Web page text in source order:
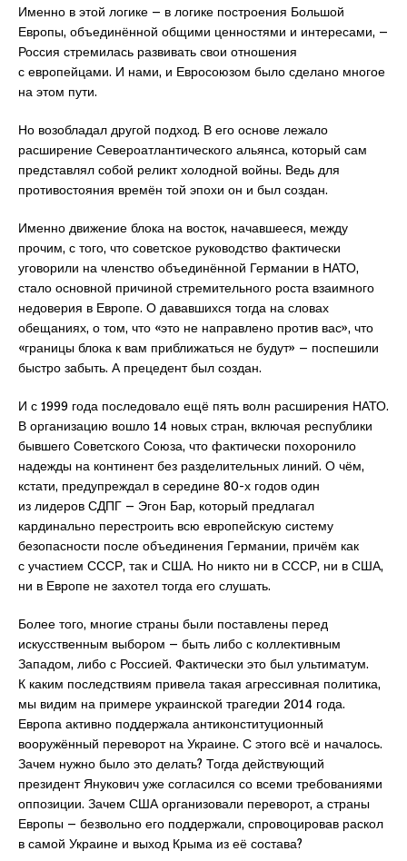
Именно в этой логике – в логике построения Большой
Европы, объединённой общими ценностями и интересами, –
Россия стремилась развивать свои отношения
с европейцами. И нами, и Евросоюзом было сделано многое
на этом пути.
Но возобладал другой подход. В его основе лежало
расширение Североатлантического альянса, который сам
представлял собой реликт холодной войны. Ведь для
противостояния времён той эпохи он и был создан.
Именно движение блока на восток, начавшееся, между
прочим, с того, что советское руководство фактически
уговорили на членство объединённой Германии в НАТО,
стало основной причиной стремительного роста взаимного
недоверия в Европе. О дававшихся тогда на словах
обещаниях, о том, что «это не направлено против вас», что
«границы блока к вам приближаться не будут» – поспешили
быстро забыть. А прецедент был создан.
И с 1999 года последовало ещё пять волн расширения НАТО.
В организацию вошло 14 новых стран, включая республики
бывшего Советского Союза, что фактически похоронило
надежды на континент без разделительных линий. О чём,
кстати, предупреждал в середине 80-х годов один
из лидеров СДПГ – Эгон Бар, который предлагал
кардинально перестроить всю европейскую систему
безопасности после объединения Германии, причём как
с участием СССР, так и США. Но никто ни в СССР, ни в США,
ни в Европе не захотел тогда его слушать.
Более того, многие страны были поставлены перед
искусственным выбором – быть либо с коллективным
Западом, либо с Россией. Фактически это был ультиматум.
К каким последствиям привела такая агрессивная политика,
мы видим на примере украинской трагедии 2014 года.
Европа активно поддержала антиконституционный
вооружённый переворот на Украине. С этого всё и началось.
Зачем нужно было это делать? Тогда действующий
президент Янукович уже согласился со всеми требованиями
оппозиции. Зачем США организовали переворот, а страны
Европы – безвольно его поддержали, спровоцировав раскол
в самой Украине и выход Крыма из её состава?